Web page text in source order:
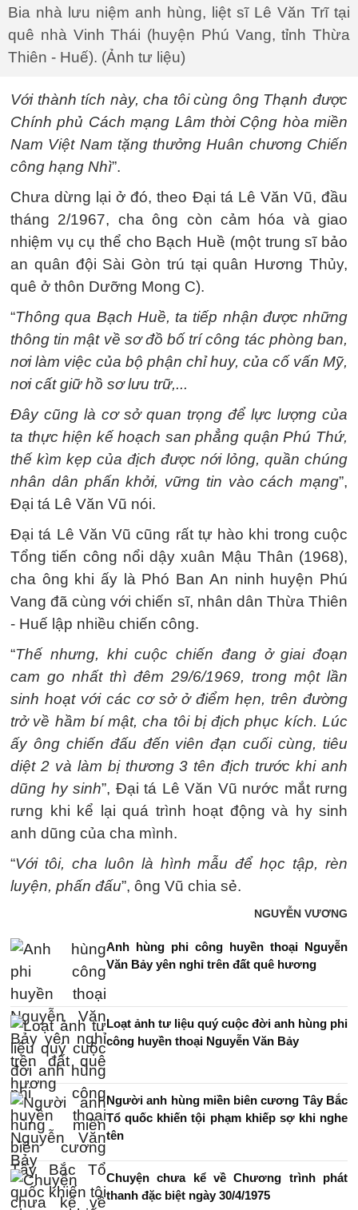
Bia nhà lưu niệm anh hùng, liệt sĩ Lê Văn Trĩ tại
quê nhà Vinh Thái (huyện Phú Vang, tỉnh Thừa
Thiên - Huế). (Ảnh tư liệu)
Với thành tích này, cha tôi cùng ông Thạnh được
Chính phủ Cách mạng Lâm thời Cộng hòa miền
Nam Việt Nam tặng thưởng Huân chương Chiến
công hạng Nhì”.
Chưa dừng lại ở đó, theo Đại tá Lê Văn Vũ, đầu
tháng 2/1967, cha ông còn cảm hóa và giao
nhiệm vụ cụ thể cho Bạch Huề (một trung sĩ bảo
an quân đội Sài Gòn trú tại quân Hương Thủy,
quê ở thôn Dưỡng Mong C).
“Thông qua Bạch Huề, ta tiếp nhận được những
thông tin mật về sơ đồ bố trí công tác phòng ban,
nơi làm việc của bộ phận chỉ huy, của cố vấn Mỹ,
nơi cất giữ hồ sơ lưu trữ,...
Đây cũng là cơ sở quan trọng để lực lượng của
ta thực hiện kế hoạch san phẳng quận Phú Thứ,
thế kìm kẹp của địch được nới lỏng, quần chúng
nhân dân phấn khởi, vững tin vào cách mạng”,
Đại tá Lê Văn Vũ nói.
Đại tá Lê Văn Vũ cũng rất tự hào khi trong cuộc
Tổng tiến công nổi dậy xuân Mậu Thân (1968),
cha ông khi ấy là Phó Ban An ninh huyện Phú
Vang đã cùng với chiến sĩ, nhân dân Thừa Thiên
- Huế lập nhiều chiến công.
“Thế nhưng, khi cuộc chiến đang ở giai đoạn
cam go nhất thì đêm 29/6/1969, trong một lần
sinh hoạt với các cơ sở ở điểm hẹn, trên đường
trở về hầm bí mật, cha tôi bị địch phục kích. Lúc
ấy ông chiến đấu đến viên đạn cuối cùng, tiêu
diệt 2 và làm bị thương 3 tên địch trước khi anh
dũng hy sinh”, Đại tá Lê Văn Vũ nước mắt rưng
rưng khi kể lại quá trình hoạt động và hy sinh
anh dũng của cha mình.
“Với tôi, cha luôn là hình mẫu để học tập, rèn
luyện, phấn đấu”, ông Vũ chia sẻ.
NGUYỄN VƯƠNG
Anh hùng phi công huyền thoại Nguyễn
Văn Bảy yên nghỉ trên đất quê hương
Loạt ảnh tư liệu quý cuộc đời anh hùng phi
công huyền thoại Nguyễn Văn Bảy
Người anh hùng miền biên cương Tây Bắc
Tổ quốc khiến tội phạm khiếp sợ khi nghe
tên
Chuyện chưa kể về Chương trình phát
thanh đặc biệt ngày 30/4/1975